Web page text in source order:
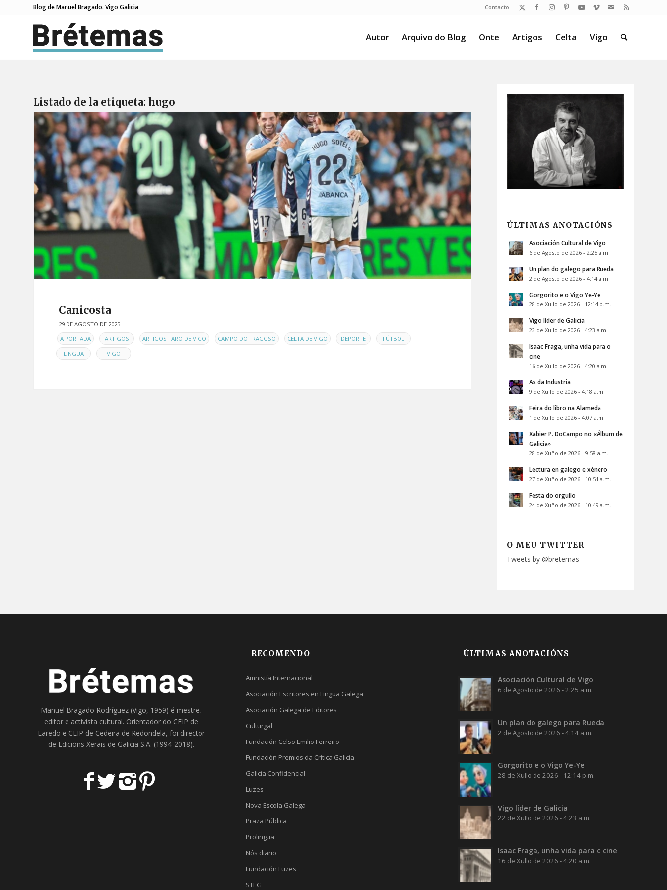
Contacto
Blog de Manuel Bragado. Vigo Galicia
Autor Arquivo do Blog Onte Artigos Celta Vigo
Listado de la etiqueta: hugo
Canicosta
29 DE AGOSTO DE 2025
ENA PORTADA ARTIGOS ARTIGOS FARO DE VIGO CAMPO DO FRAGOSO CELTA DE VIGO DEPORTE FÚTBOL
LINGUA VIGO
ÚLTIMAS ANOTACIÓNS
Asociación Cultural de Vigo
6 de Agosto de 2026 - 2:25 a.m.
Un plan do galego para Rueda
2 de Agosto de 2026 - 4:14 a.m.
Gorgorito e o Vigo Ye-Ye
28 de Xullo de 2026 - 12:14 p.m.
Vigo líder de Galicia
22 de Xullo de 2026 - 4:23 a.m.
Isaac Fraga, unha vida para o
cine
16 de Xullo de 2026 - 4:20 a.m.
As da Industria
9 de Xullo de 2026 - 4:18 a.m.
Feira do libro na Alameda
1 de Xullo de 2026 - 4:07 a.m.
Xabier P. DoCampo no «Álbum de
Galicia»
28 de Xuño de 2026 - 9:58 a.m.
Lectura en galego e xénero
27 de Xuño de 2026 - 10:51 a.m.
Festa do orgullo
24 de Xuño de 2026 - 10:49 a.m.
O MEU TWITTER
Tweets by @bretemas
Manuel Bragado Rodríguez (Vigo, 1959) é mestre,
editor e activista cultural. Orientador do CEIP de
Laredo e CEIP de Cedeira de Redondela, foi director
de Edicións Xerais de Galicia S.A. (1994-2018).
RECOMENDO
Amnistía Internacional
Asociación Escritores en Lingua Galega
Asociación Galega de Editores
Culturgal
Fundación Celso Emilio Ferreiro
Fundación Premios da Crítica Galicia
Galicia Confidencial
Luzes
Nova Escola Galega
Praza Pública
Prolingua
Nós diario
Fundación Luzes
STEG
ÚLTIMAS ANOTACIÓNS
Asociación Cultural de Vigo
6 de Agosto de 2026 - 2:25 a.m.
Un plan do galego para Rueda
2 de Agosto de 2026 - 4:14 a.m.
Gorgorito e o Vigo Ye-Ye
28 de Xullo de 2026 - 12:14 p.m.
Vigo líder de Galicia
22 de Xullo de 2026 - 4:23 a.m.
Isaac Fraga, unha vida para o cine
16 de Xullo de 2026 - 4:20 a.m.